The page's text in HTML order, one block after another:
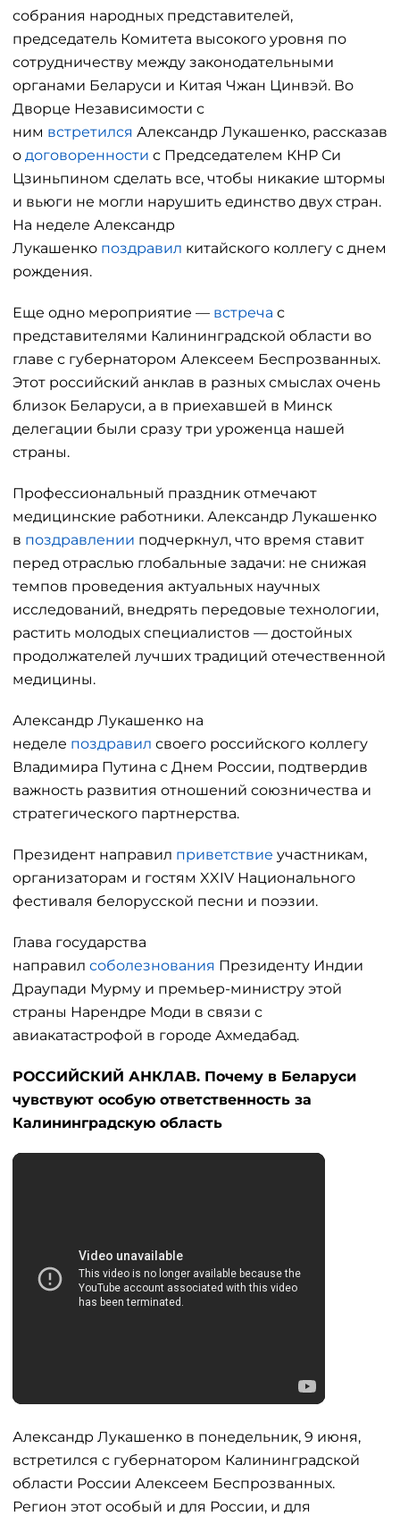
собрания народных представителей,
председатель Комитета высокого уровня по
сотрудничеству между законодательными
органами Беларуси и Китая Чжан Цинвэй. Во
Дворце Независимости с
ним встретился Александр Лукашенко, рассказав
о договоренности с Председателем КНР Си
Цзиньпином сделать все, чтобы никакие штормы
и вьюги не могли нарушить единство двух стран.
На неделе Александр
Лукашенко поздравил китайского коллегу с днем
рождения.
Еще одно мероприятие — встреча с
представителями Калининградской области во
главе с губернатором Алексеем Беспрозванных.
Этот российский анклав в разных смыслах очень
близок Беларуси, а в приехавшей в Минск
делегации были сразу три уроженца нашей
страны.
Профессиональный праздник отмечают
медицинские работники. Александр Лукашенко
в поздравлении подчеркнул, что время ставит
перед отраслью глобальные задачи: не снижая
темпов проведения актуальных научных
исследований, внедрять передовые технологии,
растить молодых специалистов — достойных
продолжателей лучших традиций отечественной
медицины.
Александр Лукашенко на
неделе поздравил своего российского коллегу
Владимира Путина с Днем России, подтвердив
важность развития отношений союзничества и
стратегического партнерства.
Президент направил приветствие участникам,
организаторам и гостям XXIV Национального
фестиваля белорусской песни и поэзии.
Глава государства
направил соболезнования Президенту Индии
Драупади Мурму и премьер-министру этой
страны Нарендре Моди в связи с
авиакатастрофой в городе Ахмедабад.
РОССИЙСКИЙ АНКЛАВ. Почему в Беларуси
чувствуют особую ответственность за
Калининградскую область
Александр Лукашенко в понедельник, 9 июня,
встретился с губернатором Калининградской
области России Алексеем Беспрозванных.
Регион этот особый и для России, и для